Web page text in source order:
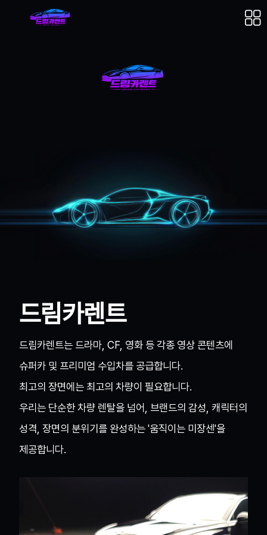
드림카렌트
드림카렌트는 드라마, CF, 영화 등 각종 영상 콘텐츠에
슈퍼카 및 프리미엄 수입차를 공급합니다.
최고의 장면에는 최고의 차량이 필요합니다.
우리는 단순한 차량 렌탈을 넘어, 브랜드의 감성, 캐릭터의
성격, 장면의 분위기를 완성하는 '움직이는 미장센'을
제공합니다.